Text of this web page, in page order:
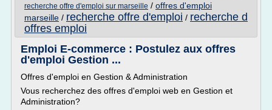
recherche offre d'emploi sur marseille / offres d'emploi
marseille / recherche offre d'emploi / recherche d
offres emploi
Emploi E-commerce : Postulez aux offres
d'emploi Gestion ...
Offres d'emploi en Gestion & Administration
Vous recherchez des offres d'emploi web en Gestion et
Administration?